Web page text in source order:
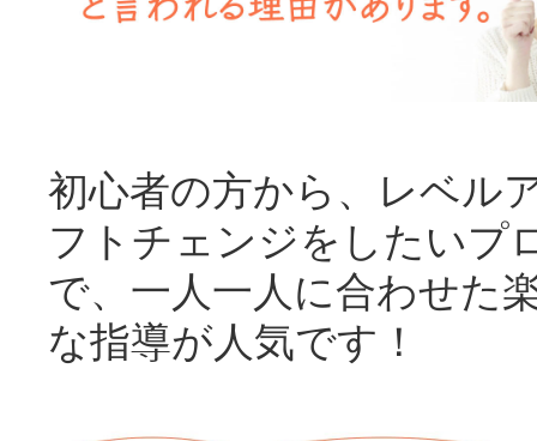
初心者の方から、レベル
フトチェンジをしたいプ
で、一人一人に合わせた
な指導が人気です！